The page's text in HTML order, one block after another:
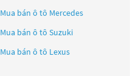
Mua bán ô tô Mercedes
Mua bán ô tô Suzuki
Mua bán ô tô Lexus